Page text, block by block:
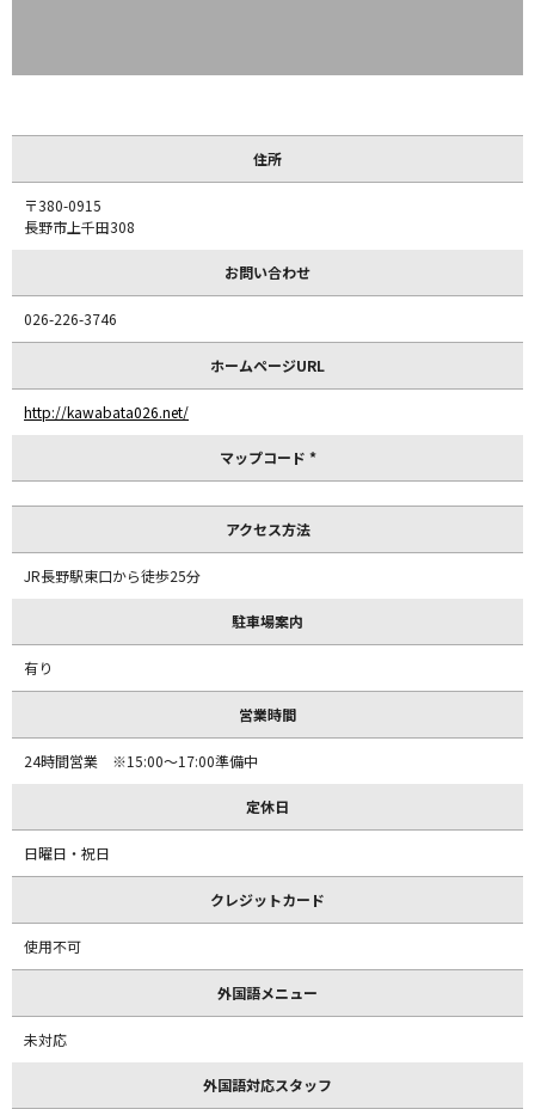
住所
〒380-0915
長野市上千田308
お問い合わせ
026-226-3746
ホームページURL
http://kawabata026.net/
マップコード *
アクセス方法
JR長野駅東口から徒歩25分
駐車場案内
有り
営業時間
24時間営業 ※15:00～17:00準備中
定休日
日曜日・祝日
クレジットカード
使用不可
外国語メニュー
未対応
外国語対応スタッフ